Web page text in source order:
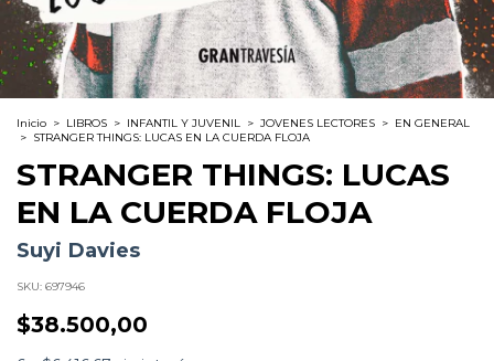
Inicio > LIBROS > INFANTIL Y JUVENIL > JOVENES LECTORES > EN GENERAL
> STRANGER THINGS: LUCAS EN LA CUERDA FLOJA
STRANGER THINGS: LUCAS
EN LA CUERDA FLOJA
Suyi Davies
SKU: 697946
$38.500,00